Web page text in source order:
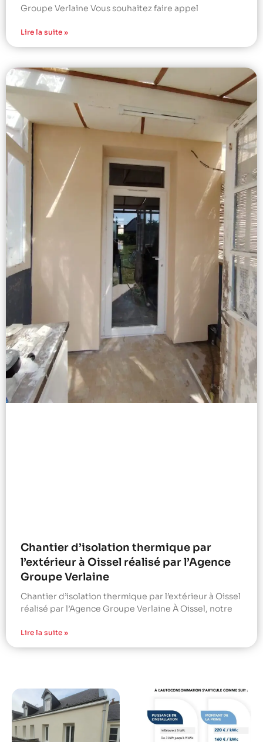
Groupe Verlaine Vous souhaitez faire appel
Lire la suite »
Chantier d’isolation thermique par
l’extérieur à Oissel réalisé par l’Agence
Groupe Verlaine
Chantier d’isolation thermique par l’extérieur à Oissel
réalisé par l’Agence Groupe Verlaine À Oissel, notre
Lire la suite »